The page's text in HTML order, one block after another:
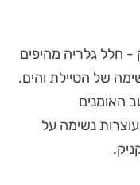
חלל גלריה מהיפים
של הטיילת והים.
האומנים
נשימה על